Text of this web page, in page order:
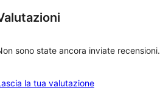
sono state ancora inviate recensioni.
la tua valutazione